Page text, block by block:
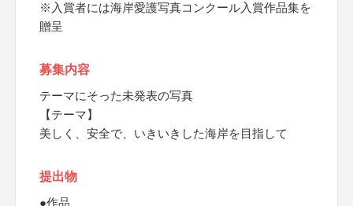
※入賞者には海岸愛護写真コンクール入賞作品集を
贈呈
募集内容
テーマにそった未発表の写真
【テーマ】
美しく、安全で、いきいきした海岸を目指して
提出物
●作品